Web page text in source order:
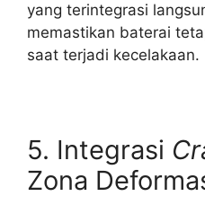
yang terintegrasi
memastikan baterai
saat terjadi kecelakaan.
5. Integrasi
Zona